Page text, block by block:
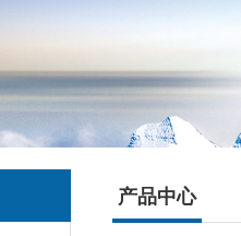
产品中心